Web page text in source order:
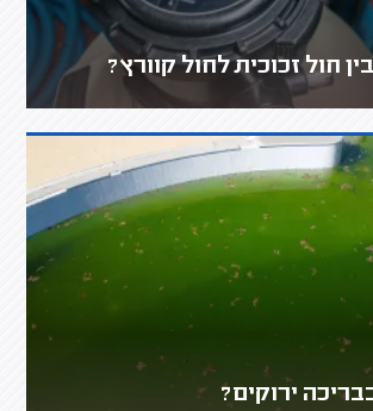
חול זכוכית לחול קוורץ?
ירוקים?